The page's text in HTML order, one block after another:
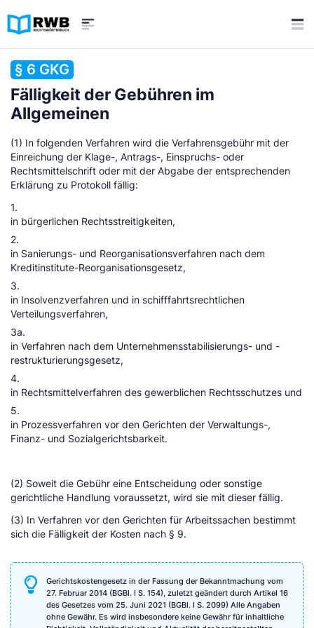
§ 6 GKG
Fälligkeit der Gebühren im
Allgemeinen
(1) In folgenden Verfahren wird die Verfahrensgebühr mit der
Einreichung der Klage-, Antrags-, Einspruchs- oder
Rechtsmittelschrift oder mit der Abgabe der entsprechenden
Erklärung zu Protokoll fällig:
1.
in bürgerlichen Rechtsstreitigkeiten,
2.
in Sanierungs- und Reorganisationsverfahren nach dem
Kreditinstitute-Reorganisationsgesetz,
3.
in Insolvenzverfahren und in schifffahrtsrechtlichen
Verteilungsverfahren,
3a.
in Verfahren nach dem Unternehmensstabilisierungs- und -
restrukturierungsgesetz,
4.
in Rechtsmittelverfahren des gewerblichen Rechtsschutzes und
5.
in Prozessverfahren vor den Gerichten der Verwaltungs-,
Finanz- und Sozialgerichtsbarkeit.
(2) Soweit die Gebühr eine Entscheidung oder sonstige
gerichtliche Handlung voraussetzt, wird sie mit dieser fällig.
(3) In Verfahren vor den Gerichten für Arbeitssachen bestimmt
sich die Fälligkeit der Kosten nach § 9.
Gerichtskostengesetz in der Fassung der Bekanntmachung vom
27. Februar 2014 (BGBl. I S. 154), zuletzt geändert durch Artikel 16
des Gesetzes vom 25. Juni 2021 (BGBl. I S. 2099) Alle Angaben
ohne Gewähr. Es wird insbesondere keine Gewähr für inhaltliche